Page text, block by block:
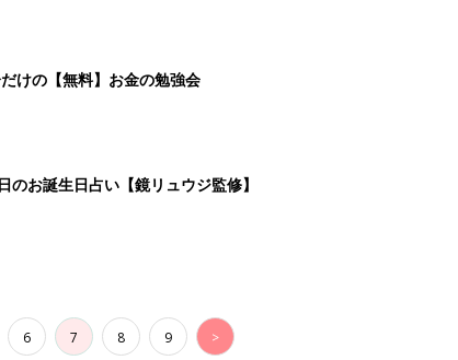
けの【無料】お金の勉強会
お誕生日占い【鏡リュウジ監修】
6 7 8 9 >